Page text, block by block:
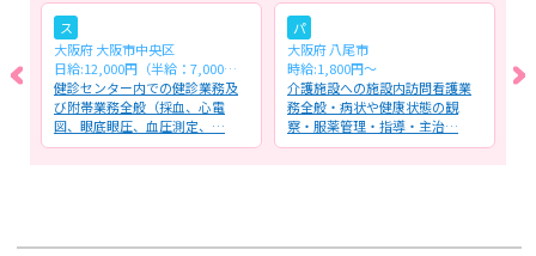
ス
大阪府 大阪市中央区
日給:12,000円（半給：7,000円）
健診センター内での健診業務及
び附帯業務全般（採血、心電
図、眼底眼圧、血圧測定、…
パ
大阪府 八尾市
時給:1,800円～
介護施設への施設内訪問看護業
務全般・病状や健康状態の観
察・服薬管理・指導・主治…